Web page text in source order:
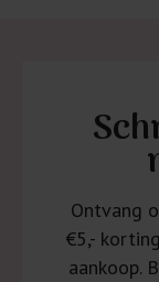
Ontvang
€5,-
aankoop.